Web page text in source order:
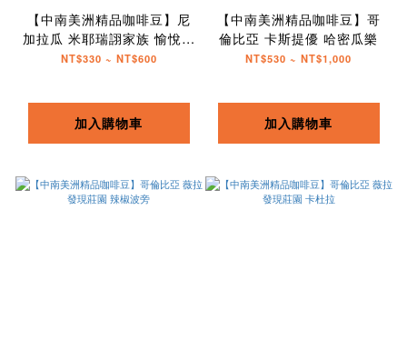
【中南美洲精品咖啡豆】尼
加拉瓜 米耶瑞詡家族 愉悅莊
園 波旁種 日曬放奇酒香處理
NT$330 ~ NT$600
加入購物車
【中南美洲精品咖啡豆】哥
倫比亞 卡斯提優 哈密瓜樂
NT$530 ~ NT$1,000
加入購物車